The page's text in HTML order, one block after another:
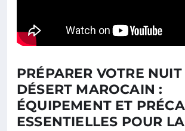
PRÉPARER VOTRE
DÉSERT MAROCAIN :
ÉQUIPEMENT ET
ESSENTIELLES POUR